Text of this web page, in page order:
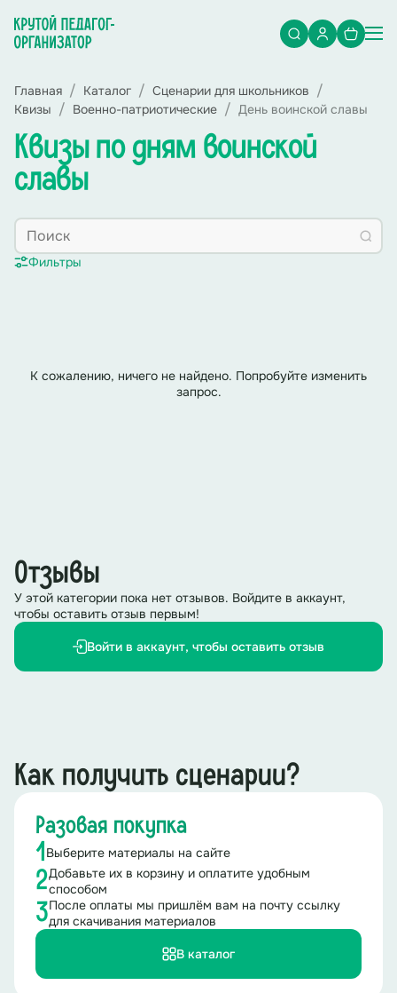
Главная Каталог
Сценарии для школьников
Квизы
Военно-патриотические День воинской славы
Квизы по дням воинской
славы
Фильтры
К сожалению, ничего не найдено. Попробуйте изменить
запрос.
Отзывы
У этой категории пока нет отзывов. Войдите в аккаунт,
чтобы оставить отзыв первым!
Войти в аккаунт, чтобы оставить отзыв
Как получить сценарии?
Разовая покупка
1 Выберите материалы на сайте
2Добавьте их в корзину и оплатите удобным
способом
3После оплаты мы пришлём вам на почту ссылку
для скачивания материалов
В каталог